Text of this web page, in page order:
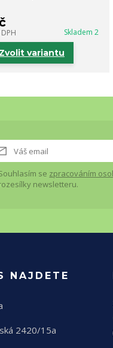
Skladem 2
Zvolit variantu
se zpracováním
newsletteru.
NAJDETE
2420/15a